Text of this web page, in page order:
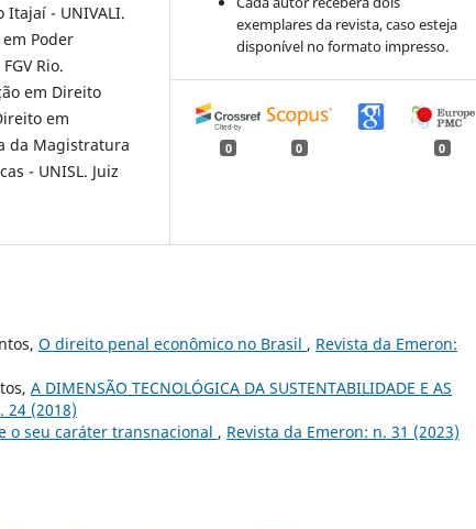
Itajaí - UNIVALI.
Poder
Rio.
em Direito
em
da Magistratura
- UNISL. Juiz
exemplares da revista, caso esteja
disponível no formato impresso.
0 0 0
O direito penal econômico no Brasil , Revista da Emeron:
A DIMENSÃO TECNOLÓGICA DA SUSTENTABILIDADE E AS
24 (2018)
o seu caráter transnacional , Revista da Emeron: n. 31 (2023)